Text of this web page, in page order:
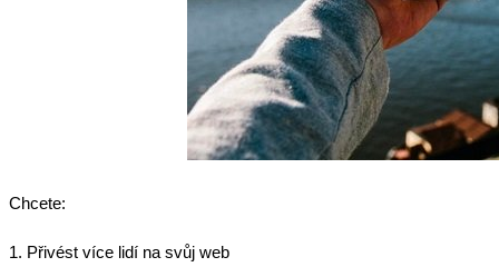
Chcete:
1. Přivést více lidí na svůj web